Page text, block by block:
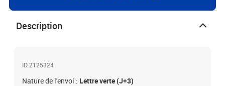
Description
ID 2125324
Nature de l'envoi : Lettre verte (J+3)